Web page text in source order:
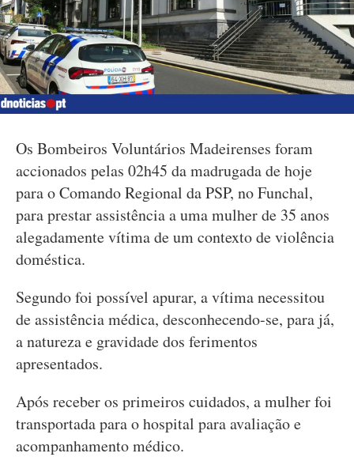
Os Bombeiros Voluntários Madeirenses foram
accionados pelas 02h45 da madrugada de hoje
para o Comando Regional da PSP, no Funchal,
para prestar assistência a uma mulher de 35 anos
alegadamente vítima de um contexto de violência
doméstica.
Segundo foi possível apurar, a vítima necessitou
de assistência médica, desconhecendo-se, para já,
a natureza e gravidade dos ferimentos
apresentados.
Após receber os primeiros cuidados, a mulher foi
transportada para o hospital para avaliação e
acompanhamento médico.